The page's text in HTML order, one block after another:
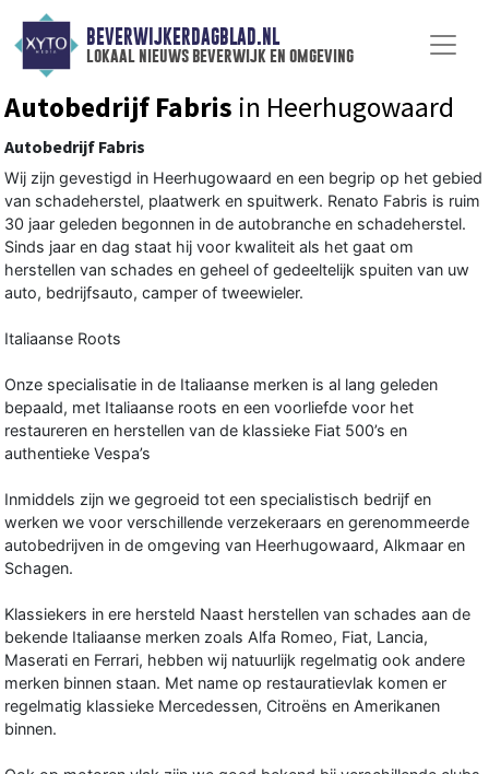
BEVERWIJKERDAGBLAD.NL
lokaal nieuws beverwijk en omgeving
Autobedrijf Fabris in Heerhugowaard
Autobedrijf Fabris
Wij zijn gevestigd in Heerhugowaard en een begrip op het gebied
van schadeherstel, plaatwerk en spuitwerk. Renato Fabris is ruim
30 jaar geleden begonnen in de autobranche en schadeherstel.
Sinds jaar en dag staat hij voor kwaliteit als het gaat om
herstellen van schades en geheel of gedeeltelijk spuiten van uw
auto, bedrijfsauto, camper of tweewieler.
Italiaanse Roots
Onze specialisatie in de Italiaanse merken is al lang geleden
bepaald, met Italiaanse roots en een voorliefde voor het
restaureren en herstellen van de klassieke Fiat 500’s en
authentieke Vespa’s
Inmiddels zijn we gegroeid tot een specialistisch bedrijf en
werken we voor verschillende verzekeraars en gerenommeerde
autobedrijven in de omgeving van Heerhugowaard, Alkmaar en
Schagen.
Klassiekers in ere hersteld Naast herstellen van schades aan de
bekende Italiaanse merken zoals Alfa Romeo, Fiat, Lancia,
Maserati en Ferrari, hebben wij natuurlijk regelmatig ook andere
merken binnen staan. Met name op restauratievlak komen er
regelmatig klassieke Mercedessen, Citroëns en Amerikanen
binnen.